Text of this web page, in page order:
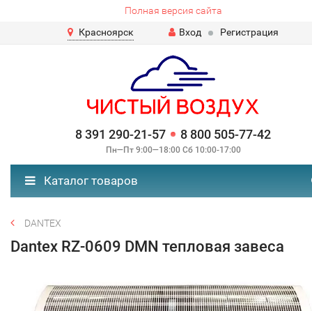
Полная версия сайта
Красноярск
Вход Регистрация
8 391 290-21-57 8 800 505-77-42
Пн—Пт 9:00—18:00 Сб 10:00-17:00
Каталог товаров
DANTEX
Dantex RZ-0609 DMN тепловая завеса